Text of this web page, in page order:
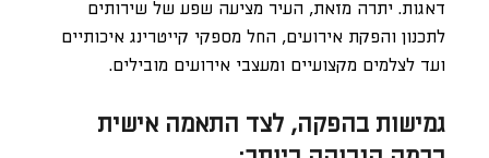
דאגות. יתרה מזאת, העיר מציעה שפע של שירותים
לתכנון והפקת אירועים, החל מספקי קייטרינג איכותיים
ועד לצלמים מקצועיים ומעצבי אירועים מובילים.
גמישות בהפקה, לצד התאמה אישית